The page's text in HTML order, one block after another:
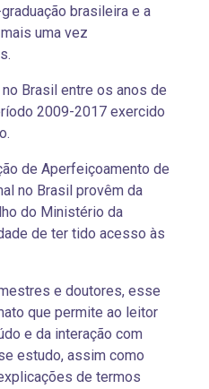
brasileira e a
uma vez
Brasil entre os anos de
2009-2017 exercido
de Aperfeiçoamento de
no Brasil provêm da
do Ministério da
de ter tido acesso às
e doutores, esse
que permite ao leitor
e da interação com
estudo, assim como
de termos